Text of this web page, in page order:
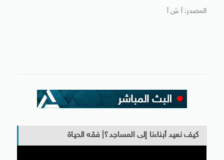
المصدر: أ ش أ
كيف نعيد أبناءنا إلى المساجد؟| فقه الحياة